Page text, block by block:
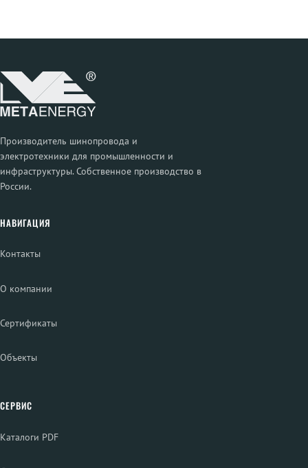
Производитель шинопровода и
электротехники для промышленности и
инфраструктуры. Собственное производство в
России.
НАВИГАЦИЯ
Контакты
О компании
Сертификаты
Объекты
СЕРВИС
Каталоги PDF